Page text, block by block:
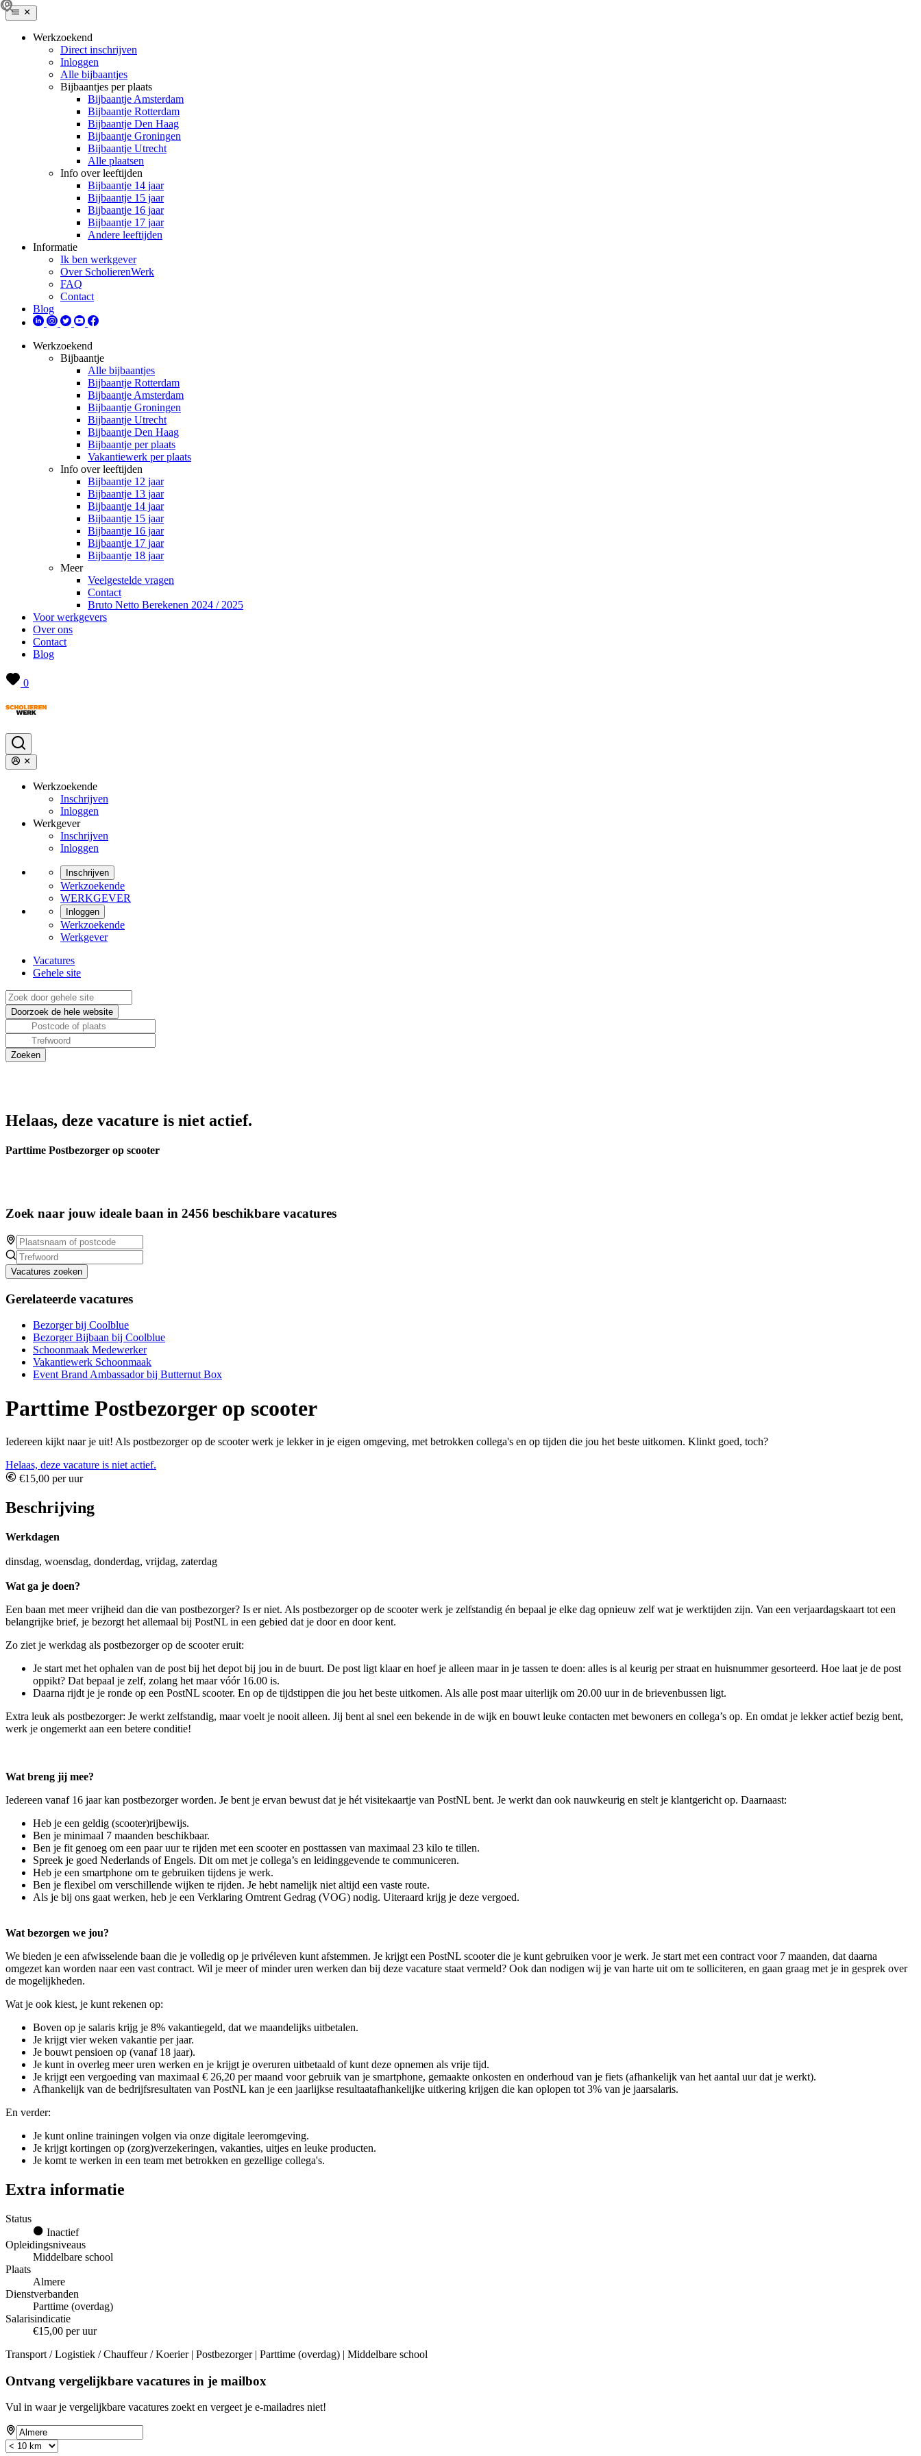
Werkzoekend
Direct inschrijven
Inloggen
Alle bijbaantjes
Bijbaantjes per plaats
Bijbaantje Amsterdam
Bijbaantje Rotterdam
Bijbaantje Den Haag
Bijbaantje Groningen
Bijbaantje Utrecht
Alle plaatsen
Info over leeftijden
Bijbaantje 14 jaar
Bijbaantje 15 jaar
Bijbaantje 16 jaar
Bijbaantje 17 jaar
Andere leeftijden
Informatie
Ik ben werkgever
Over ScholierenWerk
FAQ
Contact
Blog
Werkzoekend
Bijbaantje
Alle bijbaantjes
Bijbaantje Rotterdam
Bijbaantje Amsterdam
Bijbaantje Groningen
Bijbaantje Utrecht
Bijbaantje Den Haag
Bijbaantje per plaats
Vakantiewerk per plaats
Info over leeftijden
Bijbaantje 12 jaar
Bijbaantje 13 jaar
Bijbaantje 14 jaar
Bijbaantje 15 jaar
Bijbaantje 16 jaar
Bijbaantje 17 jaar
Bijbaantje 18 jaar
Meer
Veelgestelde vragen
Contact
Bruto Netto Berekenen 2024 / 2025
Voor werkgevers
Over ons
Contact
Blog
0
Werkzoekende
Inschrijven
Inloggen
Werkgever
Inschrijven
Inloggen
Inschrijven
Werkzoekende
WERKGEVER
Inloggen
Werkzoekende
Werkgever
Vacatures
Gehele site
Helaas, deze vacature is niet actief.
Parttime Postbezorger op scooter
Zoek naar jouw ideale baan in 2456 beschikbare vacatures
Vacatures zoeken
Gerelateerde vacatures
Bezorger bij Coolblue
Bezorger Bijbaan bij Coolblue
Schoonmaak Medewerker
Vakantiewerk Schoonmaak
Event Brand Ambassador bij Butternut Box
Parttime Postbezorger op scooter
Iedereen kijkt naar je uit! Als postbezorger op de scooter werk je lekker in je eigen omgeving, met betrokken collega's en op tijden die jou het beste uitkomen. Klinkt goed, toch?
Helaas, deze vacature is niet actief.
€15,00 per uur
Beschrijving
Werkdagen
dinsdag, woensdag, donderdag, vrijdag, zaterdag
Wat ga je doen?
Een baan met meer vrijheid dan die van postbezorger? Is er niet. Als postbezorger op de scooter werk je zelfstandig én bepaal je elke dag opnieuw zelf wat je werktijden zijn. Van een verjaardagskaart tot een
belangrijke brief, je bezorgt het allemaal bij PostNL in een gebied dat je door en door kent.
Zo ziet je werkdag als postbezorger op de scooter eruit:
Je start met het ophalen van de post bij het depot bij jou in de buurt. De post ligt klaar en hoef je alleen maar in je tassen te doen: alles is al keurig per straat en huisnummer gesorteerd. Hoe laat je de post
oppikt? Dat bepaal je zelf, zolang het maar vóór 16.00 is.
Daarna rijdt je je ronde op een PostNL scooter. En op de tijdstippen die jou het beste uitkomen. Als alle post maar uiterlijk om 20.00 uur in de brievenbussen ligt.
Extra leuk als postbezorger: Je werkt zelfstandig, maar voelt je nooit alleen. Jij bent al snel een bekende in de wijk en bouwt leuke contacten met bewoners en collega’s op. En omdat je lekker actief bezig bent,
werk je ongemerkt aan een betere conditie!
Wat breng jij mee?
Iedereen vanaf 16 jaar kan postbezorger worden. Je bent je ervan bewust dat je hét visitekaartje van PostNL bent. Je werkt dan ook nauwkeurig en stelt je klantgericht op. Daarnaast:
Heb je een geldig (scooter)rijbewijs.
Ben je minimaal 7 maanden beschikbaar.
Ben je fit genoeg om een paar uur te rijden met een scooter en posttassen van maximaal 23 kilo te tillen.
Spreek je goed Nederlands of Engels. Dit om met je collega’s en leidinggevende te communiceren.
Heb je een smartphone om te gebruiken tijdens je werk.
Ben je flexibel om verschillende wijken te rijden. Je hebt namelijk niet altijd een vaste route.
Als je bij ons gaat werken, heb je een Verklaring Omtrent Gedrag (VOG) nodig. Uiteraard krijg je deze vergoed.
Wat bezorgen we jou?
We bieden je een afwisselende baan die je volledig op je privéleven kunt afstemmen. Je krijgt een PostNL scooter die je kunt gebruiken voor je werk. Je start met een contract voor 7 maanden, dat daarna
omgezet kan worden naar een vast contract. Wil je meer of minder uren werken dan bij deze vacature staat vermeld? Ook dan nodigen wij je van harte uit om te solliciteren, en gaan graag met je in gesprek over
de mogelijkheden.
Wat je ook kiest, je kunt rekenen op:
Boven op je salaris krijg je 8% vakantiegeld, dat we maandelijks uitbetalen.
Je krijgt vier weken vakantie per jaar.
Je bouwt pensioen op (vanaf 18 jaar).
Je kunt in overleg meer uren werken en je krijgt je overuren uitbetaald of kunt deze opnemen als vrije tijd.
Je krijgt een vergoeding van maximaal € 26,20 per maand voor gebruik van je smartphone, gemaakte onkosten en onderhoud van je fiets (afhankelijk van het aantal uur dat je werkt).
Afhankelijk van de bedrijfsresultaten van PostNL kan je een jaarlijkse resultaatafhankelijke uitkering krijgen die kan oplopen tot 3% van je jaarsalaris.
En verder:
Je kunt online trainingen volgen via onze digitale leeromgeving.
Je krijgt kortingen op (zorg)verzekeringen, vakanties, uitjes en leuke producten.
Je komt te werken in een team met betrokken en gezellige collega's.
Extra informatie
Status
Inactief
Opleidingsniveaus
Middelbare school
Plaats
Almere
Dienstverbanden
Parttime (overdag)
Salarisindicatie
€15,00 per uur
Transport / Logistiek / Chauffeur / Koerier | Postbezorger | Parttime (overdag) | Middelbare school
Ontvang vergelijkbare vacatures in je mailbox
Vul in waar je vergelijkbare vacatures zoekt en vergeet je e-mailadres niet!